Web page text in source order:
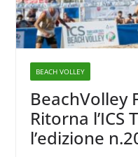
BEACH VOLLEY
BeachVolley
Ritorna l’ICS
l’edizione